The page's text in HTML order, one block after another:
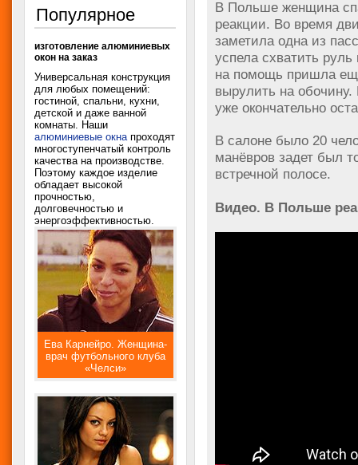
В Польше женщина
реакции. Во время
заметила одна из
успела схватить
на помощь пришла
вырулить на
уже окончательно
В салоне было 20
манёвров задет был
встречной полосе.
Видео. В Польше
Популярное
изготовление алюминиевых
окон на заказ
Универсальная конструкция
для любых помещений:
гостиной, спальни, кухни,
детской и даже ванной
комнаты. Наши
алюминиевые окнапроходят
многоступенчатый контроль
качества на производстве.
Поэтому каждое изделие
обладает высокой
прочностью,
долговечностью и
энергоэффективностью.
Ева Карнейро. Женщина-
врач футбольного клуба
«Челси»